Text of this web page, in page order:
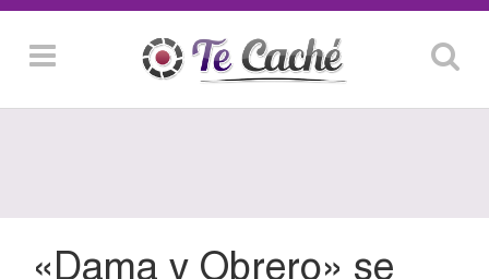
«Dama y Obrero» se